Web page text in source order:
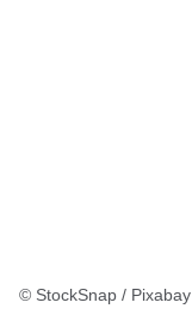
© StockSnap / Pixabay